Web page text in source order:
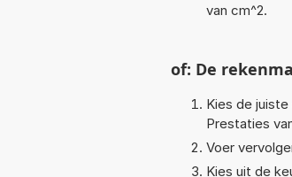
van cm^2.
of: De
Kies de
Prestaties
Voer
Kies uit de